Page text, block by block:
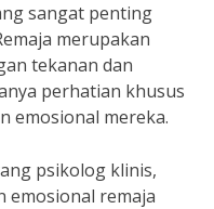
sangat penting
merupakan
tekanan dan
perhatian khusus
emosional mereka.
psikolog klinis,
emosional remaja